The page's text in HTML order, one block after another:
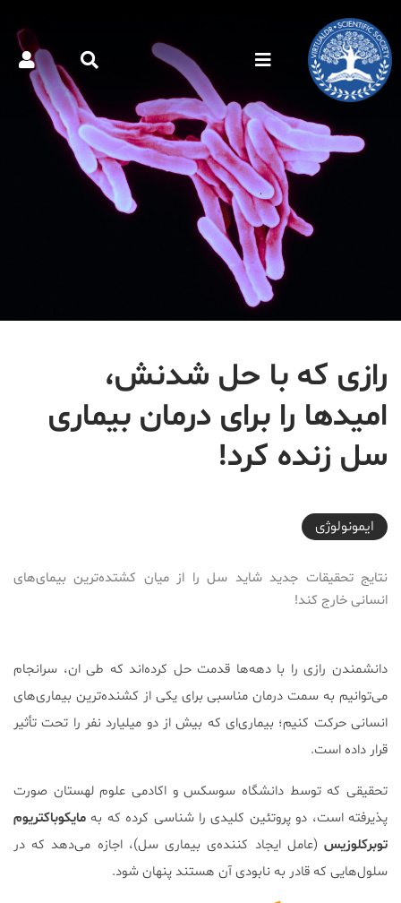
رازی که با حل شدنش،
امیدها را برای درمان بیماری
سل زنده کرد!
2025-09-09T19:10:00+03:30
ایمونولوژی
نتایج تحقیقات جدید شاید سل را از میان کشتده‌ترین بیمای‌های
انسانی خارج کند!
دانشمندن رازی را با دهه‌ها قدمت حل کرده‌اند که طی ان، سرانجام
می‌توانیم به سمت درمان مناسبی برای یکی از کشنده‌ترین بیماری‌های
انسانی حرکت کنیم؛ بیماری‌ای که بیش از دو میلیارد نفر را تحت تأثیر
قرار داده است.
تحقیقی که توسط دانشگاه سوسکس و اکادمی علوم لهستان صورت
پذیرفته است، دو پروتئین کلیدی را شناسی کرده که به مایکوباکتریوم
توبرکلوزیس (عامل ایجاد کننده‌ی بیماری سل)، اجازه می‌دهد که در
سلول‌هایی که قادر به نابودی آن هستند پنهان شود.